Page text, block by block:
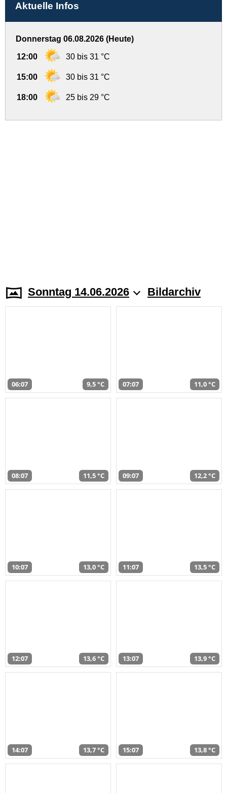
Aktuelle Infos
Donnerstag 06.08.2026 (Heute)
12:00 30 bis 31 °C
15:00 30 bis 31 °C
18:00 25 bis 29 °C
Sonntag 14.06.2026 Bildarchiv
06:07 9,5 °C 07:07 11,0 °C
08:07 11,5 °C 09:07 12,2 °C
10:07 13,0 °C 11:07 13,5 °C
12:07 13,6 °C 13:07 13,9 °C
14:07 13,7 °C 15:07 13,8 °C